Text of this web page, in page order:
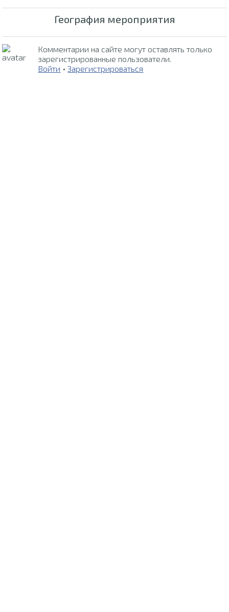
География мероприятия
Комментарии на сайте могут оставлять только
зарегистрированные пользователи.
Войти •Зарегистрироваться